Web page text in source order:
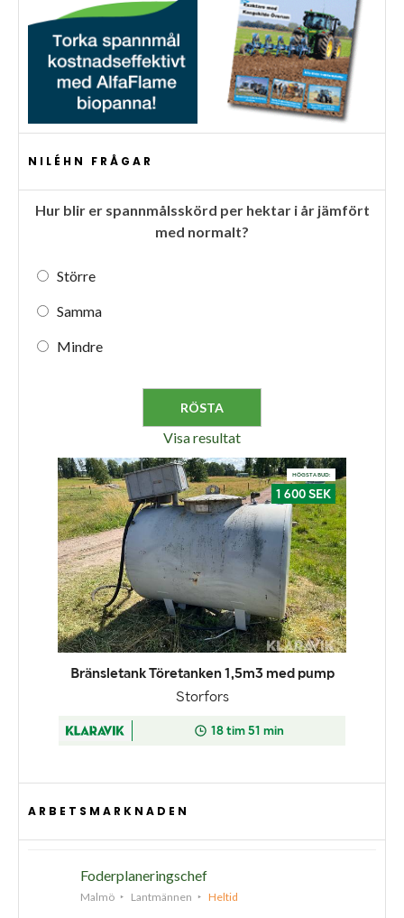
NILÉHN FRÅGAR
Hur blir er spannmålsskörd per hektar i år jämfört
med normalt?
Större
Samma
Mindre
Visa resultat
ARBETSMARKNADEN
Foderplaneringschef
Malmö Lantmännen Heltid